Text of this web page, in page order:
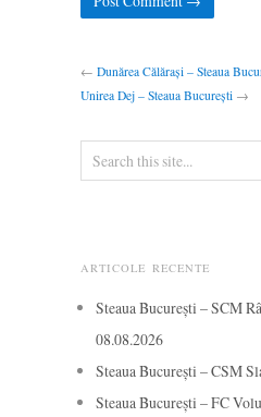
← Dunărea Călărași – Steaua
Unirea Dej – Steaua București →
ARTICOLE RECENTE
Steaua București – SCM
08.08.2026
Steaua București – CSM
Steaua București – FC